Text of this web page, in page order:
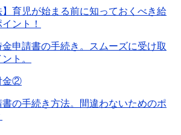
】育児が始まる前に知っておくべき給
ント！
申請書の手続き。スムーズに受け取
ト。
金②
の手続き方法。間違わないためのポ